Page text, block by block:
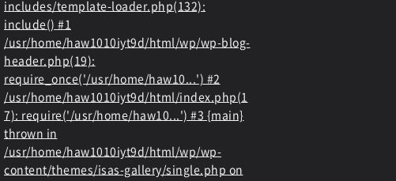
includes/template-loader.php(132):
include() #1
/usr/home/haw1010iyt9d/html/wp/wp-blog-
header.php(19):
require_once('/usr/home/haw10...') #2
/usr/home/haw1010iyt9d/html/index.php(1
7): require('/usr/home/haw10...') #3 {main}
thrown in
/usr/home/haw1010iyt9d/html/wp/wp-
content/themes/isas-gallery/single.php on